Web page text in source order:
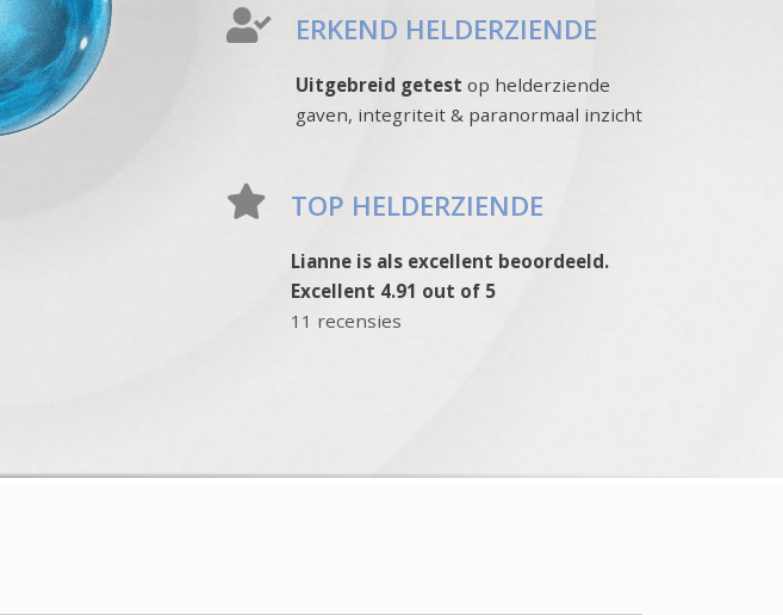
ERKEND HELDERZIENDE
Uitgebreid getest op helderziende
gaven, integriteit & paranormaal inzicht
TOP HELDERZIENDE
Lianne is als excellent beoordeeld.
Excellent 4.91 out of 5
11 recensies